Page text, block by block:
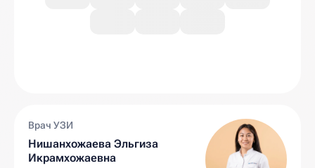
Врач УЗИ
Нишанхожаева Эльгиза
Икрамхожаевна